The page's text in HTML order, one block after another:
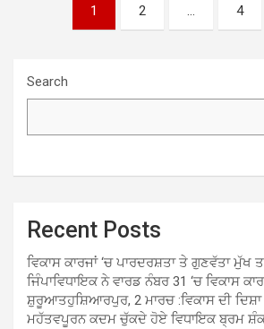
navigation
1 2 … 4
Search
Recent Posts
ਵਿਕਾਸ ਕਾਰਜਾਂ ‘ਚ ਪਾਰਦਰਸ਼ਤਾ ਤੇ ਗੁਣਵੱਤਾ ਮੁੱਖ
ਜਿੰਪਾਵਿਧਾਇਕ ਨੇ ਵਾਰਡ ਨੰਬਰ 31 ‘ਚ ਵਿਕਾਸ
ਸ਼ੁਰੂਆਤਹੁਸ਼ਿਆਰਪੁਰ, 2 ਮਾਰਚ :ਵਿਕਾਸ ਦੀ
ਮਹੱਤਵਪੂਰਨ ਕਦਮ ਚੁੱਕਦੇ ਹੋਏ ਵਿਧਾਇਕ ਬ੍ਰਮ